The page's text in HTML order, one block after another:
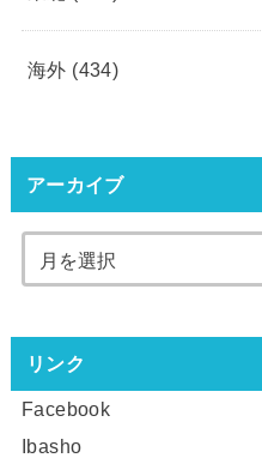
海外 (434)
アーカイブ
リンク
Facebook
Ibasho